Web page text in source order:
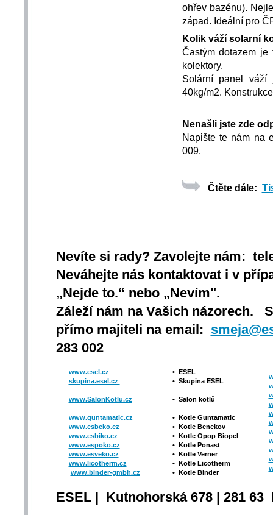
ohřev bazénu).
západ. Ideální pro
Kolik váží solarní
Častým dotazem
kolektory.
Solární panel váží
40kg/m2.
Nenašli jste zde
Napište te nám na
009.
Čtěte dále:
Nevíte si rady? Zavolejte nám:
Neváhejte nás kontaktovat i v
„Nejde to.“ nebo „Nevím".
Záleží nám na Vašich názorech.
přímo majiteli na email:
283 002
www.esel.cz
skupina.esel.cz
www.SalonKotlu.cz
www.guntamatic.cz
www.esbeko.cz
www.esbiko.cz
www.espoko.cz
www.esveko.cz
www.licotherm.cz
www.binder-gmbh.cz
•
ESEL
• Skupina ESEL
• Salon kotlů
• Kotle Guntamatic
•
Kotle Benekov
•
Kotle Opop Biopel
•
Kotle Ponast
•
Kotle Verner
•
Kotle Licotherm
•
Kotle Binder
ESEL | Kutnohorská 678 | 281